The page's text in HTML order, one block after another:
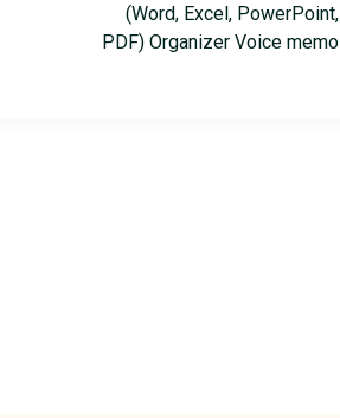
(Word, Excel, PowerPoint,
PDF) Organizer Voice memo